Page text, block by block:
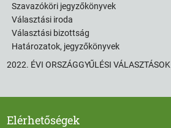
Szavazóköri jegyzőkönyvek
Választási iroda
Választási bizottság
Határozatok, jegyzőkönyvek
2022. ÉVI ORSZÁGGYŰLÉSI VÁLASZTÁSOK
Elérhetőségek